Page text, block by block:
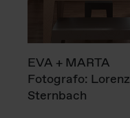
EVA + MARTA
Fotografo: Lorenz
Sternbach